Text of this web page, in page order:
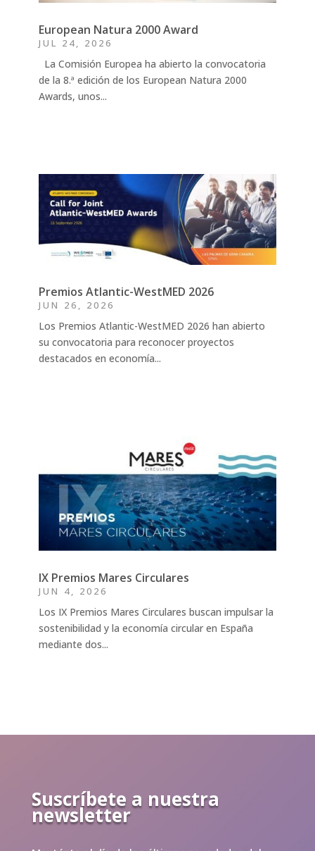
European Natura 2000 Award
JUL 24, 2026
La Comisión Europea ha abierto la convocatoria
de la 8.ª edición de los European Natura 2000
Awards, unos...
Premios Atlantic-WestMED 2026
JUN 26, 2026
Los Premios Atlantic-WestMED 2026 han abierto
su convocatoria para reconocer proyectos
destacados en economía...
IX Premios Mares Circulares
JUN 4, 2026
Los IX Premios Mares Circulares buscan impulsar la
sostenibilidad y la economía circular en España
mediante dos...
Suscríbete a nuestra
newsletter